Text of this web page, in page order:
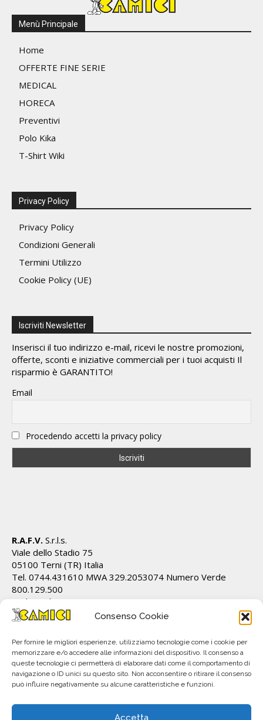
Consenso Cookie
Per fornire le migliori esperienze, utilizziamo tecnologie come i cookie per
memorizzare e/o accedere alle informazioni del dispositivo. Il consenso a
queste tecnologie ci permetterà di elaborare dati come il comportamento di
navigazione o ID unici su questo sito. Non acconsentire o ritirare il consenso
può influire negativamente su alcune caratteristiche e funzioni.
Accetta
Menù Principale
Home
OFFERTE FINE SERIE
MEDICAL
HORECA
Preventivi
Polo Kika
T-Shirt Wiki
Privacy Policy
Privacy Policy
Condizioni Generali
Termini Utilizzo
Cookie Policy (UE)
Iscriviti Newsletter
Inserisci il tuo indirizzo e-mail, ricevi le nostre promozioni,
offerte, sconti e iniziative commerciali per i tuoi acquisti Il
risparmio è GARANTITO!
Email
Procedendo accetti la privacy policy
R.A.F.V. S.r.l.s.
Viale dello Stadio 75
05100 Terni (TR) Italia
Tel. 0744.431610 MWA 329.2053074 Numero Verde
800.129.500
Cod.Fiscale/P.IVA IT01628820555 REA TR 112162
info@ecamici.it www.ecamici.it